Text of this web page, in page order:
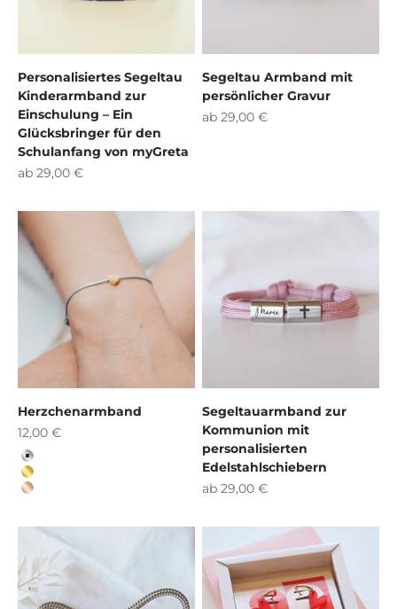
Personalisiertes Segeltau
Kinderarmband zur
Einschulung – Ein
Glücksbringer für den
Schulanfang von myGreta
Angebot
ab 29,00 €
Segeltau Armband mit
persönlicher Gravur
Angebot
ab 29,00 €
Herzchenarmband
Angebot
12,00 €
Silber
gold
roségold
Segeltauarmband zur
Kommunion mit
personalisierten
Edelstahlschiebern
Angebot
ab 29,00 €